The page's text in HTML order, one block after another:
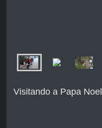
Visitando a Papa Noel